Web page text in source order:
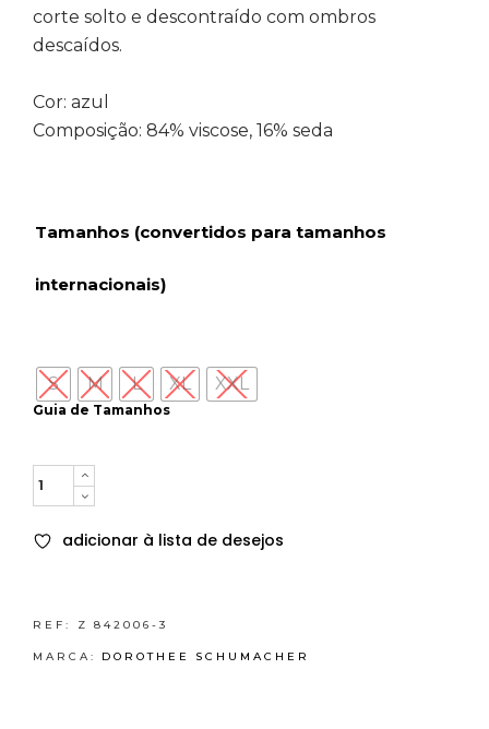
corte solto e descontraído com ombros
descaídos.
Cor: azul
Composição: 84% viscose, 16% seda
Guia de Tamanhos
Tamanhos (convertidos para tamanhos
internacionais)
S M L XL XXL
Quantity
adicionar à lista de desejos
REF: Z 842006-3
MARCA: DOROTHEE SCHUMACHER